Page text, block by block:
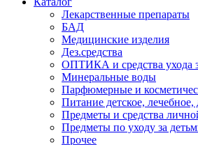
Лекарственные препараты
БАД
Медицинские изделия
Дез.средства
ОПТИКА и средства ухода
Минеральные воды
Парфюмерные и
Питание детское, лечебное,
Предметы и средства
Предметы по уходу за
Прочее